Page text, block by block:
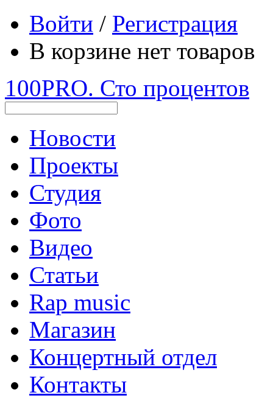
Войти / Регистрация
В корзине нет товаров
100PRO. Сто процентов
Новости
Проекты
Студия
Фото
Видео
Статьи
Rap music
Магазин
Концертный отдел
Контакты